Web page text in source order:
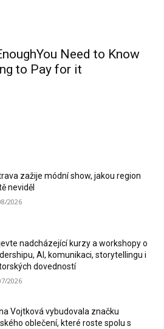
Need to Know
to Pay for it
zažije módní show, jakou region
neviděl
2026
nadcházející kurzy a workshopy o
AI, komunikaci, storytellingu i
dovedností
2026
Vojtková vybudovala značku
oblečení, které roste spolu s